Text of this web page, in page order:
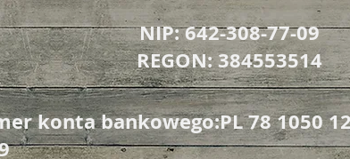
NIP: 642-308-77-09
REGON: 384553514
konta bankowego:PL 78 1050